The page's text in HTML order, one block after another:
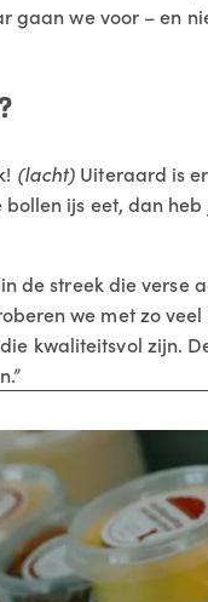
gaan we voor – en
(lacht) Uiteraard is
ijs eet, dan
de streek die verse
we met zo
kwaliteitsvol zijn.